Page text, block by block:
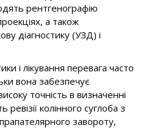
рентгенографію
а також
діагностику (УЗД) і
і лікування перевага часто
вона забезпечує
точність в визначенні
ревізії колінного суглоба з
завороту,